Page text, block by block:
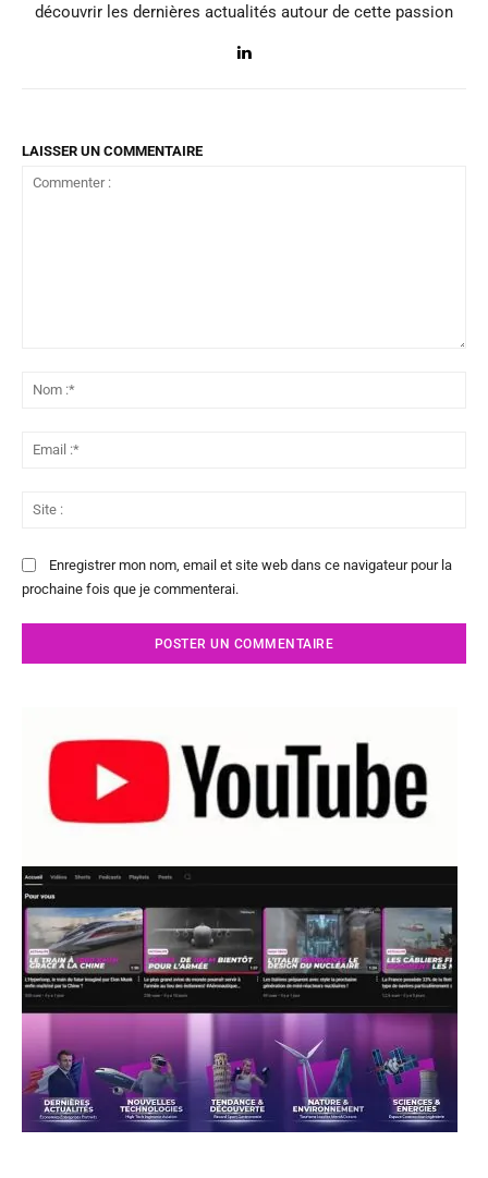
découvrir les dernières actualités autour de cette passion
LAISSER UN COMMENTAIRE
Enregistrer mon nom, email et site web dans ce navigateur pour la
prochaine fois que je commenterai.